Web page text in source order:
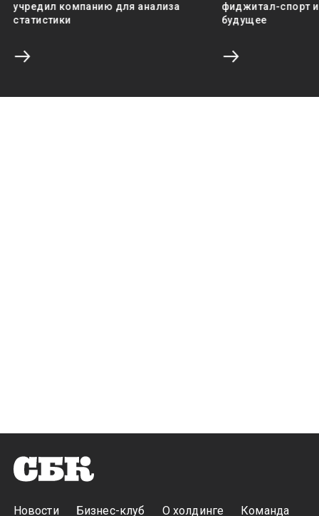
учредил компанию для анализа
статистики
фиджитал-спорт
будущее
Новости Бизнес-клуб О холдинге Команда